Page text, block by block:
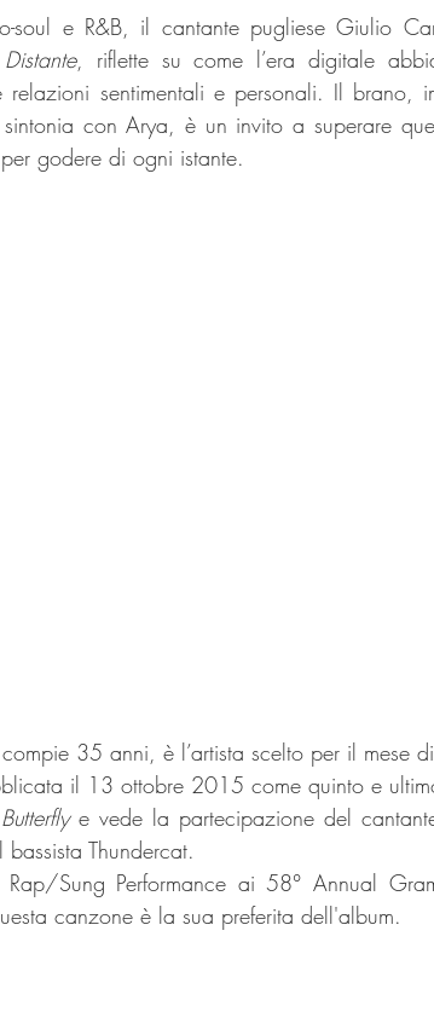
soul e R&B, il cantante pugliese Giulio
Distante, riflette su come l’era digitale
sentimentali e personali. Il brano,
con Arya, è un invito a superare
godere di ogni istante.
35 anni, è l’artista scelto per il mese
il 13 ottobre 2015 come quinto e
e vede la partecipazione del
Thundercat.
Sung Performance ai 58° Annual
canzone è la sua preferita dell'album.